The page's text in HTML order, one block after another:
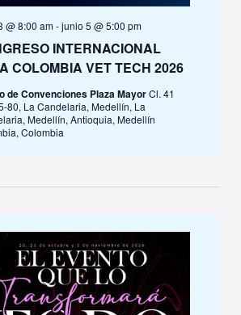
INTERNACIONAL
COLOMBIA VET TECH 2026
@ 8:00 am-junio 5 @ 5:00 pm
de Convenciones Plaza MayorCl. 41
80, La Candelaria, Medellín, La
Medellín, Antioquia, Medellín
Colombia